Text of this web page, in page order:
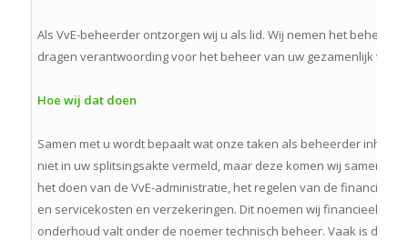
Als VvE-beheerder ontzorgen wij u als lid. Wij nemen het beheer
dragen verantwoording voor het beheer van uw gezamenlijk
Hoe wij dat doen
Samen met u wordt bepaalt wat onze taken als beheerder
niet in uw splitsingsakte vermeld, maar deze komen wij samen
het doen van de VvE-administratie, het regelen van de financiën
en servicekosten en verzekeringen. Dit noemen wij financieel
onderhoud valt onder de noemer technisch beheer. Vaak is dit